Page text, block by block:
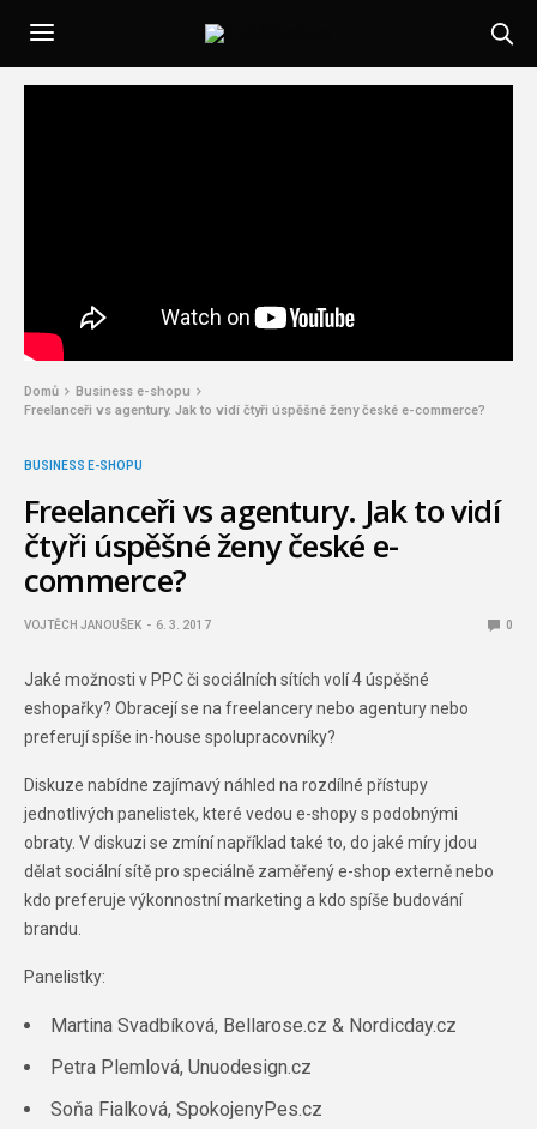
Domů
Business e-shopu
Freelanceři vs agentury. Jak to vidí čtyři úspěšné ženy české e-commerce?
BUSINESS E-SHOPU
Freelanceři vs agentury. Jak to vidí
čtyři úspěšné ženy české e-
commerce?
VOJTĚCH JANOUŠEK 6. 3. 2017 0
Jaké možnosti v PPC či sociálních sítích volí 4 úspěšné
eshopařky? Obracejí se na freelancery nebo agentury nebo
preferují spíše in-house spolupracovníky?
Diskuze nabídne zajímavý náhled na rozdílné přístupy
jednotlivých panelistek, které vedou e-shopy s podobnými
obraty. V diskuzi se zmíní například také to, do jaké míry jdou
dělat sociální sítě pro speciálně zaměřený e-shop externě nebo
kdo preferuje výkonnostní marketing a kdo spíše budování
brandu.
Panelistky:
Martina Svadbíková, Bellarose.cz & Nordicday.cz
Petra Plemlová, Unuodesign.cz
Soňa Fialková, SpokojenyPes.cz